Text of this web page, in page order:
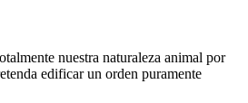
nuestra naturaleza animal por
edificar un orden puramente